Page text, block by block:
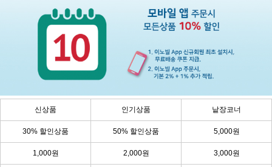
신상품 인기상품 낱장코너
30% 할인상품 50% 할인상품 5,000원
1,000원 2,000원 3,000원